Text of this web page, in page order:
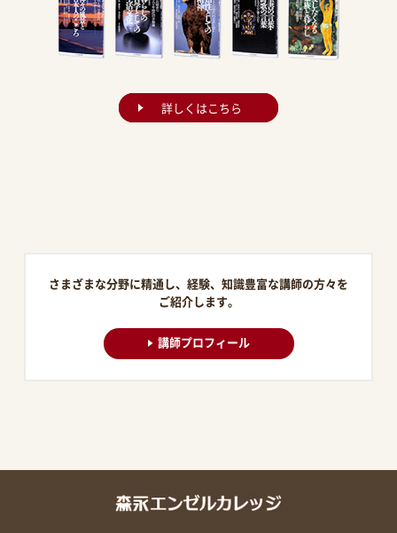
詳しくはこちら
さまざまな分野に精通し、経験、知識豊富な講師の方々を
ご紹介します。
講師プロフィール